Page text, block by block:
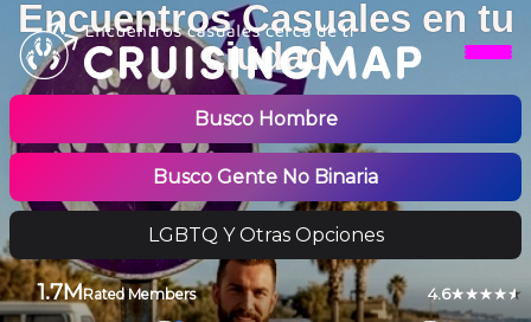
Encuentros Casuales en tu
ciudad
Busco Hombre
Busco Gente No Binaria
LGBTQ Y Otras Opciones
1.7MRated Members 4.6